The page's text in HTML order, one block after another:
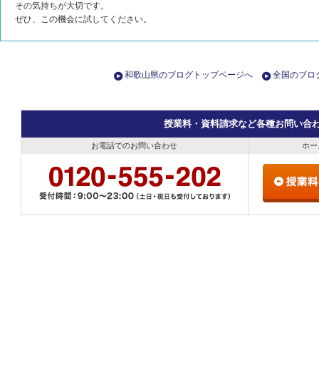
その気持ちが大切です。
ぜひ、この機会に試してください。
和歌山県のブログトップページへ 全国のブロ
授業料・資料請求など各種お問い合
お電話でのお問い合わせ ホ